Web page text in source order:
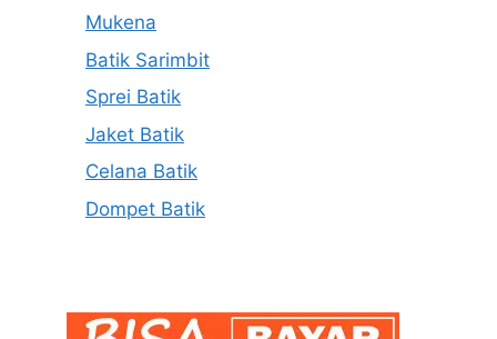
Mukena
Batik Sarimbit
Sprei Batik
Jaket Batik
Celana Batik
Dompet Batik